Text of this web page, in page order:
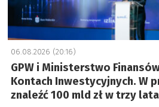
06.08.2026 (20:16)
GPW i Ministerstwo
Kontach Inwestycyjnych. W
znaleźć 100 mld zł w trzy lata